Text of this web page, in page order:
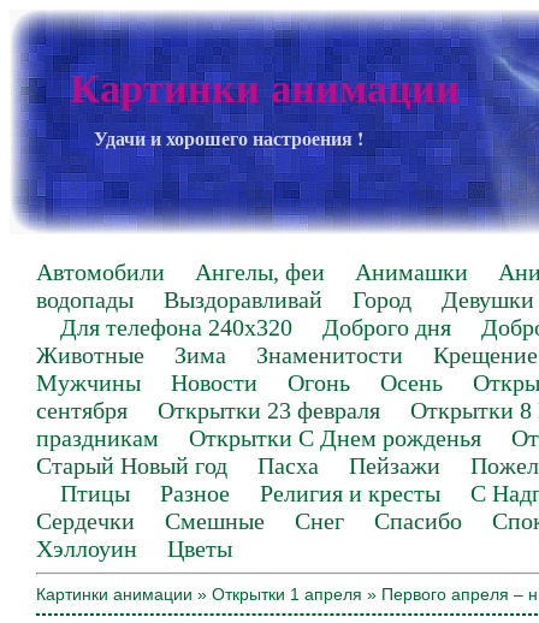
Картинки анимации
Удачи и хорошего настроения !
Автомобили Ангелы, феи Анимашки
водопады
Выздоравливай Город
Девушки
Для телефона 240х320
Доброго дня
Животные
Зима Знаменитости
Крещение
Мужчины
Новости Огонь Осень
сентября
Открытки 23 февраля
Открытки 8
праздникам
Открытки С Днем рожденья
Старый Новый год
Пасха Пейзажи
Птицы
Разное Религия и кресты
С
Сердечки
Смешные Снег Спасибо
Хэллоуин
Цветы
Картинки анимации » Открытки 1 апреля » Первого апреля –